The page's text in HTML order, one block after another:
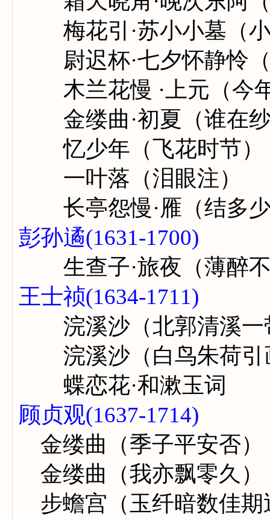
梅花引·苏小小墓（
尉迟杯·七夕怀静怜（
木兰花慢 ·上元（今
金缕曲·初夏（谁在
忆少年（飞花时节）
一叶落（泪眼注）
长亭怨慢·雁（结多少
彭孙遹(1631-1700)
生查子·旅夜（薄醉
王士祯(1634-1711)
浣溪沙（北郭清溪一
浣溪沙（白鸟朱荷引
蝶恋花·和漱玉词
顾贞观(1637-1714)
金缕曲（季子平安否）
金缕曲（我亦飘零久）
步蟾宫（玉纤暗数佳期